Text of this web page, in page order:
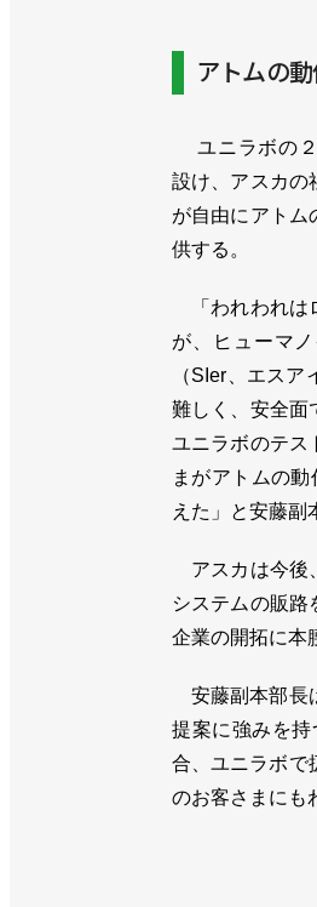
アトムの
ユニラボの２
設け、アスカの
が自由にアトム
供する。
「われわれは
が、ヒューマ
（SIer、エス
難しく、安全面
ユニラボのテス
まがアトムの動
えた」と安藤副
アスカは今後
システムの販路
企業の開拓に本
安藤副本部長
提案に強みを
合、ユニラボで
のお客さまにも